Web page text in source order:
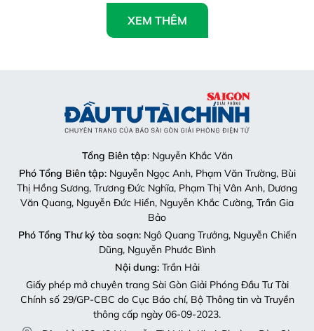
XEM THÊM
Tổng Biên tập: Nguyễn Khắc Văn
Phó Tổng Biên tập:Nguyễn Ngọc Anh, Phạm Văn Trường, Bùi
Thị Hồng Sương, Trương Đức Nghĩa, Phạm Thị Vân Anh, Dương
Văn Quang, Nguyễn Đức Hiển, Nguyễn Khắc Cường, Trần Gia
Bảo
Phó Tổng Thư ký tòa soạn:Ngô Quang Trưởng, Nguyễn Chiến
Dũng, Nguyễn Phước Bình
Nội dung:Trần Hải
Giấy phép mở chuyên trang Sài Gòn Giải Phóng Đầu Tư Tài
Chính số 29/GP-CBC do Cục Báo chí, Bộ Thông tin và Truyền
thông cấp ngày 06-09-2023.